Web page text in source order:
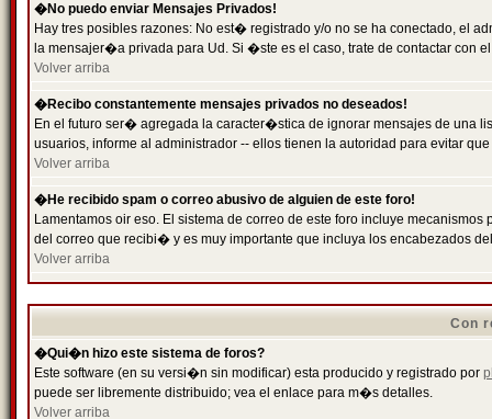
�No puedo enviar Mensajes Privados!
Hay tres posibles razones: No est� registrado y/o no se ha conectado, el
la mensajer�a privada para Ud. Si �ste es el caso, trate de contactar con
Volver arriba
�Recibo constantemente mensajes privados no deseados!
En el futuro ser� agregada la caracter�stica de ignorar mensajes de una
usuarios, informe al administrador -- ellos tienen la autoridad para evitar
Volver arriba
�He recibido spam o correo abusivo de alguien de este foro!
Lamentamos oir eso. El sistema de correo de este foro incluye
del correo que recibi� y es muy importante que incluya los encabezados
Volver arriba
Con
�Qui�n hizo este sistema de foros?
Este software (en su versi�n sin modificar) esta producido y registrado por
puede ser libremente distribuido; vea el enlace para m�s detalles.
Volver arriba